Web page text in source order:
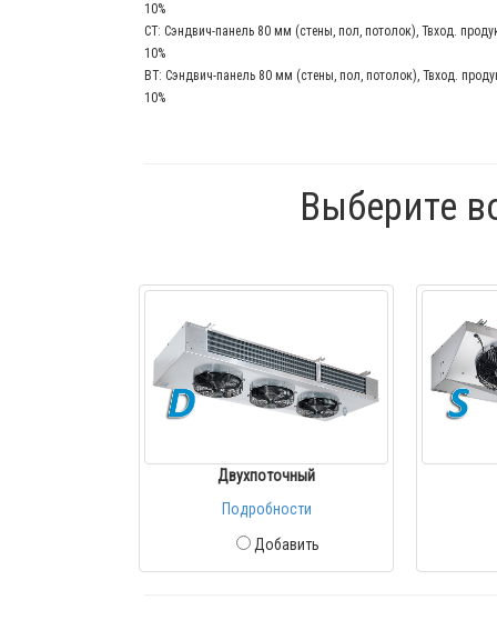
10%
СТ: Сэндвич-панель 80 мм (стены, пол, потолок), Твход.
10%
ВТ: Сэндвич-панель 80 мм (стены, пол, потолок), Твход.
10%
Выберите
Двухпоточный
Подробности
Добавить